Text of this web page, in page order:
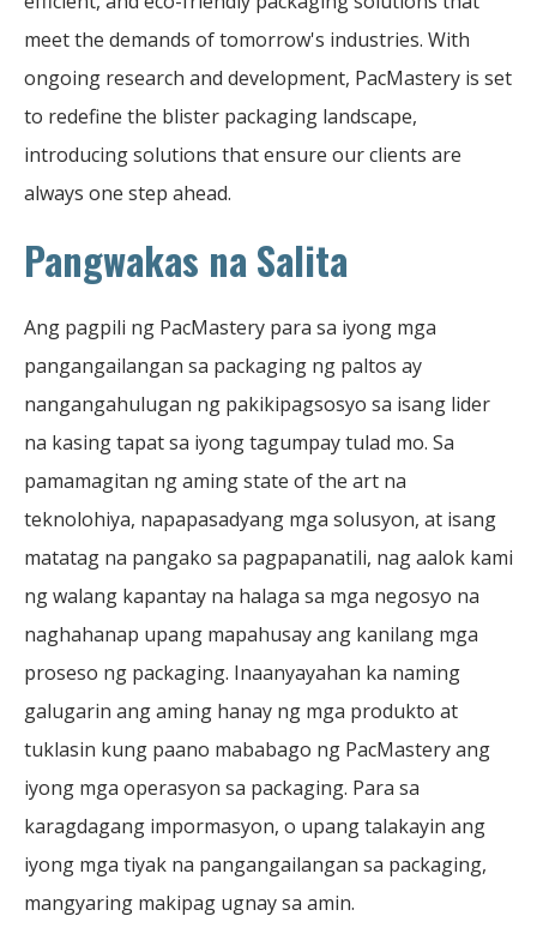
meet the demands of tomorrow's industries. With
ongoing research and development, PacMastery is set
to redefine the blister packaging landscape,
introducing solutions that ensure our clients are
always one step ahead.
Pangwakas na Salita
Ang pagpili ng PacMastery para sa iyong mga
pangangailangan sa packaging ng paltos ay
nangangahulugan ng pakikipagsosyo sa isang lider
na kasing tapat sa iyong tagumpay tulad mo. Sa
pamamagitan ng aming state of the art na
teknolohiya, napapasadyang mga solusyon, at isang
matatag na pangako sa pagpapanatili, nag aalok kami
ng walang kapantay na halaga sa mga negosyo na
naghahanap upang mapahusay ang kanilang mga
proseso ng packaging. Inaanyayahan ka naming
galugarin ang aming hanay ng mga produkto at
tuklasin kung paano mababago ng PacMastery ang
iyong mga operasyon sa packaging. Para sa
karagdagang impormasyon, o upang talakayin ang
iyong mga tiyak na pangangailangan sa packaging,
mangyaring makipag ugnay sa amin.